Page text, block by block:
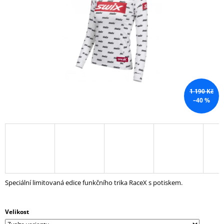
1 190 Kč
–40 %
Speciální limitovaná edice funkčního trika RaceX s potiskem.
Velikost
P
O
Č